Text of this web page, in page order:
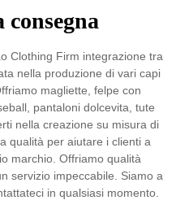
consegna
Clothing Firm integrazione tra
nella produzione di vari capi
magliette, felpe con
pantaloni dolcevita, tute
nella creazione su misura di
qualità per aiutare i clienti a
marchio. Offriamo qualità
servizio impeccabile. Siamo a
in qualsiasi momento.